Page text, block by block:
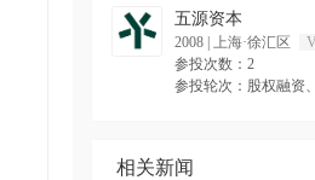
五源资本
2008 上海·徐汇区
参投次数：2
参投轮次：股权融资
相关新闻